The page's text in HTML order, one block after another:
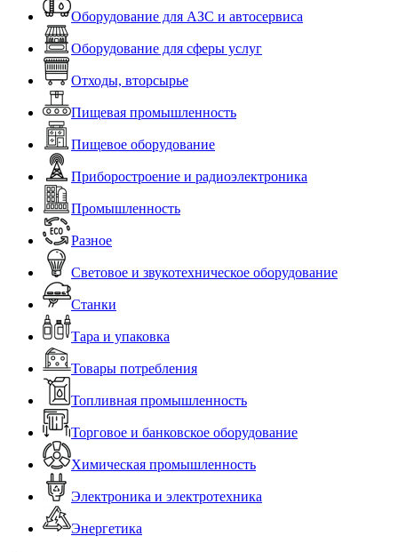
Оборудование для АЗС и автосервиса
Оборудование для сферы услуг
Отходы, вторсырье
Пищевая промышленность
Пищевое оборудование
Приборостроение и радиоэлектроника
Промышленность
Разное
Световое и звукотехническое оборудование
Станки
Тара и упаковка
Товары потребления
Топливная промышленность
Торговое и банковское оборудование
Химическая промышленность
Электроника и электротехника
Энергетика